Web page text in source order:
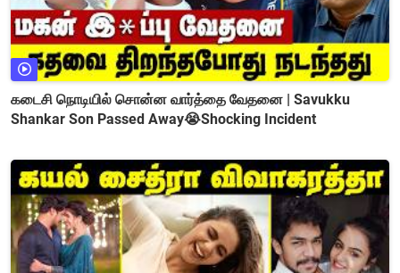
கடைசி நொடியில் சொன்ன வார்த்தை வேதனை | Savukku
Shankar Son Passed Away😭Shocking Incident